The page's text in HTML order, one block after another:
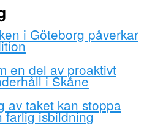
i Göteborg påverkar
en del av proaktivt
i Skåne
av taket kan stoppa
farlig isbildning